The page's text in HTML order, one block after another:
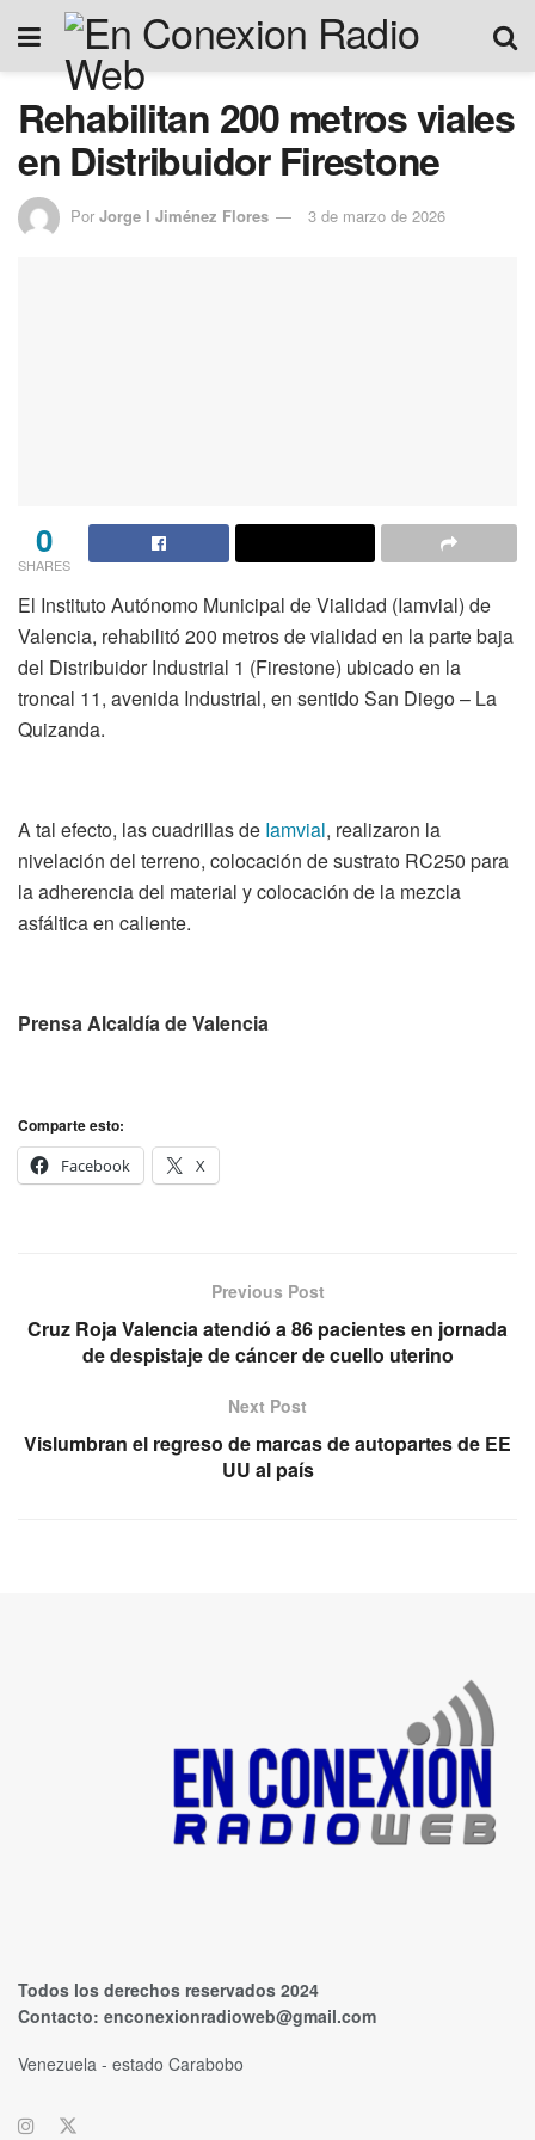
Rehabilitan 200 metros viales
en Distribuidor Firestone
Por Jorge I Jiménez Flores 3 de marzo de 2026
0
SHARES
El Instituto Autónomo Municipal de Vialidad (Iamvial) de
Valencia, rehabilitó 200 metros de vialidad en la parte baja
del Distribuidor Industrial 1 (Firestone) ubicado en la
troncal 11, avenida Industrial, en sentido San Diego – La
Quizanda.
A tal efecto, las cuadrillas de Iamvial, realizaron la
nivelación del terreno, colocación de sustrato RC250 para
la adherencia del material y colocación de la mezcla
asfáltica en caliente.
Prensa Alcaldía de Valencia
Comparte esto:
Facebook
X
Previous Post
Cruz Roja Valencia atendió a 86 pacientes en jornada
de despistaje de cáncer de cuello uterino
Next Post
Vislumbran el regreso de marcas de autopartes de EE
UU al país
Todos los derechos reservados 2024
Contacto: enconexionradioweb@gmail.com
Venezuela - estado Carabobo